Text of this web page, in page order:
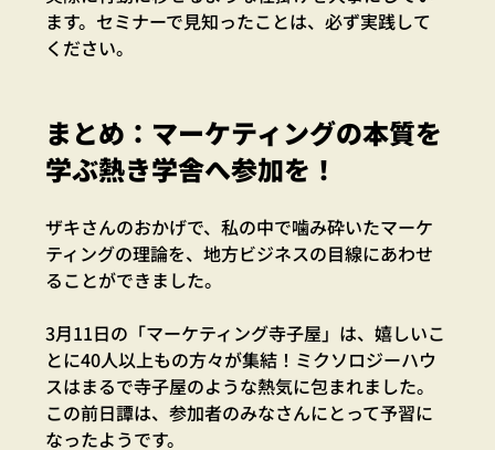
ます。セミナーで見知ったことは、必ず実践して
ください。
まとめ：マーケティングの本質を
学ぶ熱き学舎へ参加を！
ザキさんのおかげで、私の中で噛み砕いたマーケ
ティングの理論を、地方ビジネスの目線にあわせ
ることができました。
3月11日の「マーケティング寺子屋」は、嬉しいこ
とに40人以上もの方々が集結！ミクソロジーハウ
スはまるで寺子屋のような熱気に包まれました。
この前日譚は、参加者のみなさんにとって予習に
なったようです。